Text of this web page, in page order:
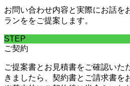
お問い合わせ内容と実際にお話を
ランををご提案します。
STEP
ご契約
ご提案書とお見積書をご確認いた
きましたら、契約書とご請求書を